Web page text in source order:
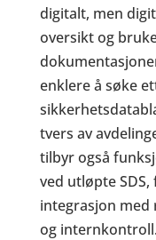
digitalt, men
oversikt og
enklere å søke
tvers av
tilbyr også
ved utløpte
integrasjon
og